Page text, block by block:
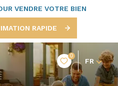
VENDRE VOTRE BIEN
RAPIDE
0
FR